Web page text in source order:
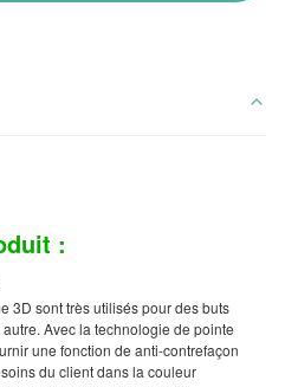
:
3D sont très utilisés pour des buts
Avec la technologie de pointe
une fonction de anti-contrefaçon
du client dans la couleur